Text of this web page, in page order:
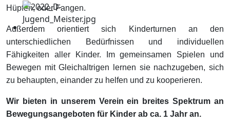
Hüpfen, oder Fangen.
Außerdem orientiert sich Kinderturnen an den
unterschiedlichen Bedürfnissen und individuellen
Fähigkeiten aller Kinder. Im gemeinsamen Spielen und
Bewegen mit Gleichaltrigen lernen sie nachzugeben, sich
zu behaupten, einander zu helfen und zu kooperieren.
Wir bieten in unserem Verein ein breites Spektrum an
Bewegungsangeboten für Kinder ab ca. 1 Jahr an.